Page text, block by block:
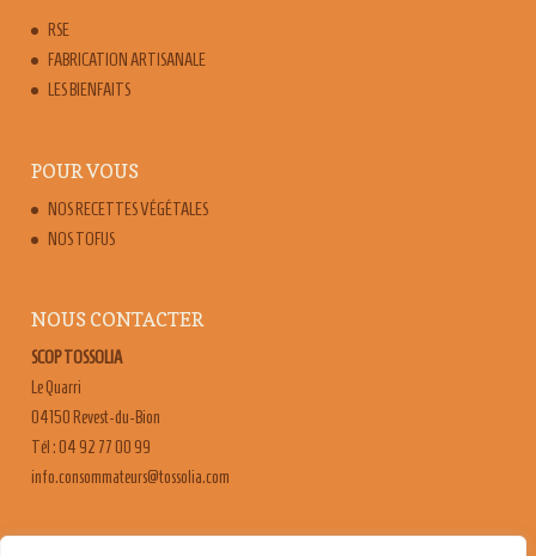
RSE
FABRICATION ARTISANALE
LES BIENFAITS
POUR VOUS
NOS RECETTES VÉGÉTALES
NOS TOFUS
NOUS CONTACTER
SCOP TOSSOLIA
Le Quarri
04150 Revest-du-Bion
Tél : 04 92 77 00 99
moc.ailossot@sruetammosnoc.ofni